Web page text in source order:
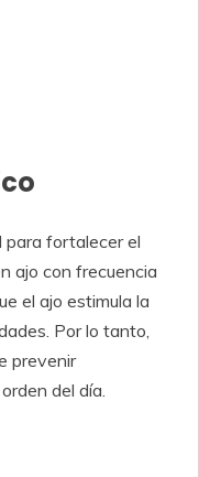
para fortalecer el
ajo con frecuencia
el ajo estimula la
Por lo tanto,
prevenir
del día.